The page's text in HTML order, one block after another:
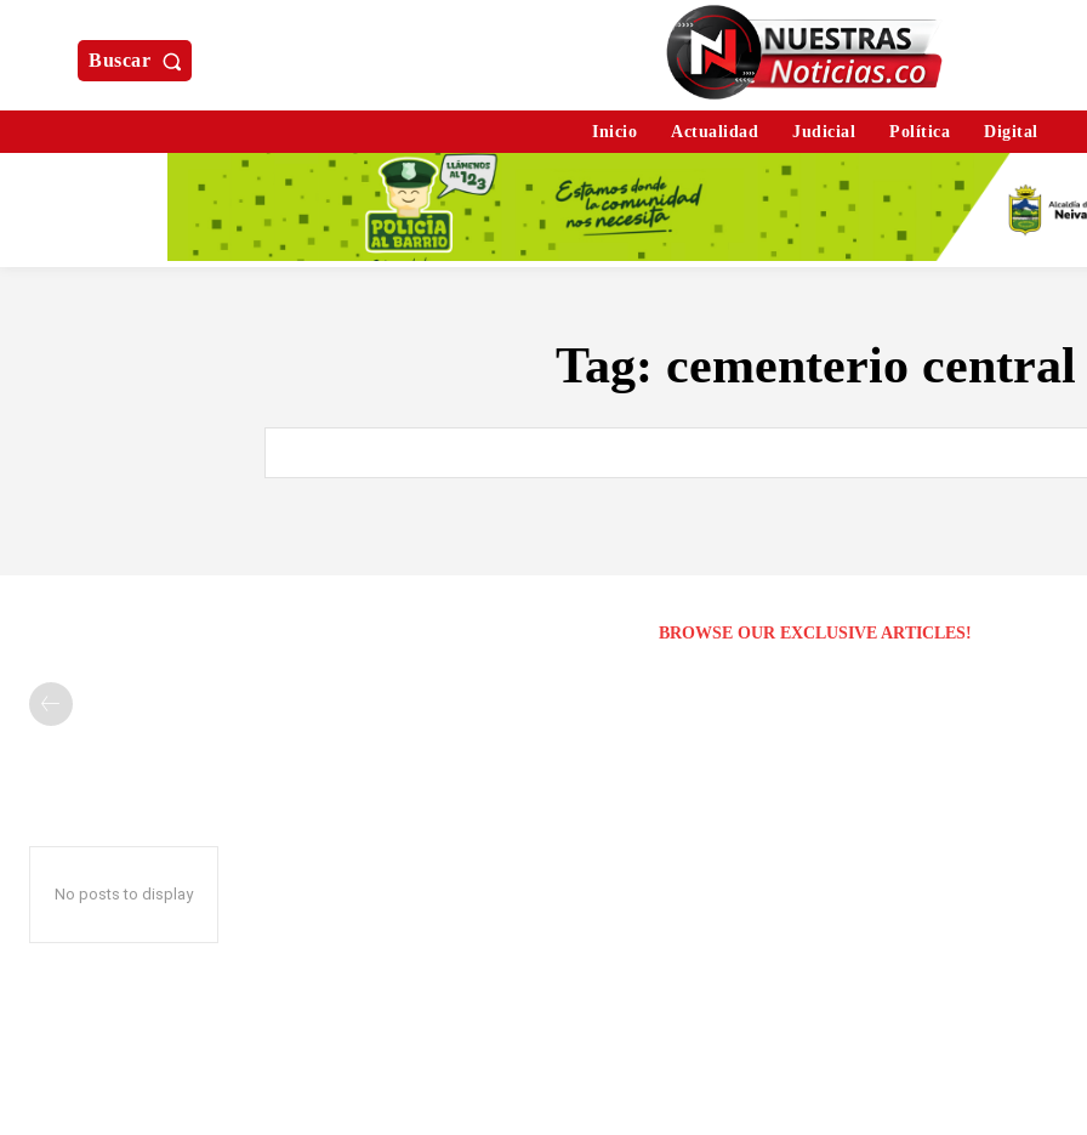
Buscar
Inicio Actualidad Judicial Política Digital
Tag: cementerio central
BROWSE OUR EXCLUSIVE ARTICLES!
No posts to display